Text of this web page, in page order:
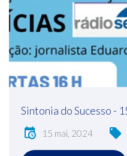
Sintonia do Sucesso -
15 mai, 2024